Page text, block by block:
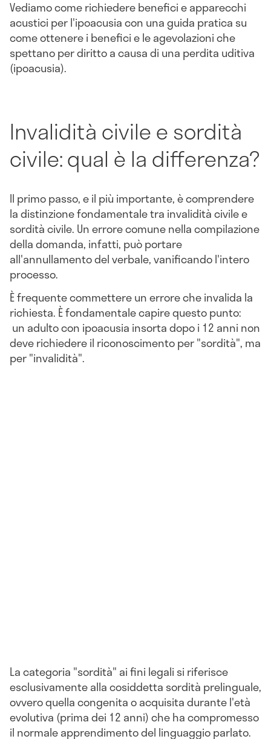
Vediamo come richiedere benefici e apparecchi
acustici per l'ipoacusia con una guida pratica su
come ottenere i benefici e le agevolazioni che
spettano per diritto a causa di una perdita uditiva
(ipoacusia).
Invalidità civile e sordità
civile: qual è la differenza?
Il primo passo, e il più importante, è comprendere
la distinzione fondamentale tra invalidità civile e
sordità civile. Un errore comune nella compilazione
della domanda, infatti, può portare
all'annullamento del verbale, vanificando l'intero
processo.
È frequente commettere un errore che invalida la
richiesta. È fondamentale capire questo punto:
un adulto con ipoacusia insorta dopo i 12 anni non
deve richiedere il riconoscimento per "sordità", ma
per "invalidità".
La categoria "sordità" ai fini legali si riferisce
esclusivamente alla cosiddetta sordità prelinguale,
ovvero quella congenita o acquisita durante l'età
evolutiva (prima dei 12 anni) che ha compromesso
il normale apprendimento del linguaggio parlato.